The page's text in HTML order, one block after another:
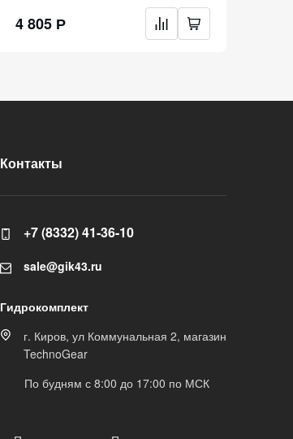
4 805 Р
Контакты
+7 (8332) 41-36-10
sale@gik43.ru
Гидрокомплект
г. Киров, ул Коммунальная 2, магазин
TechnoGear
По будням с 8:00 до 17:00 по МСК